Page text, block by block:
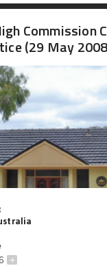
Commission
(29 May
+